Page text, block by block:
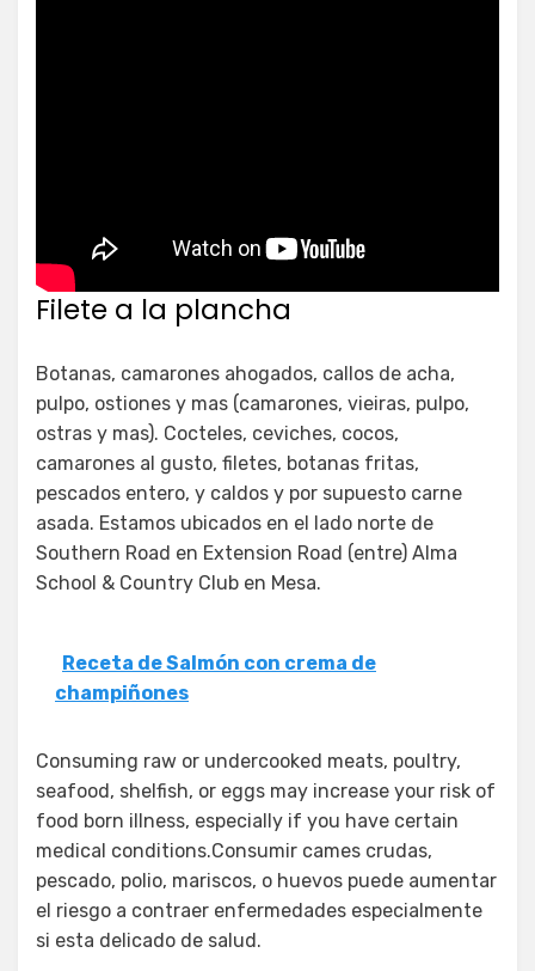
Filete a la plancha
Botanas, camarones ahogados, callos de acha,
pulpo, ostiones y mas (camarones, vieiras, pulpo,
ostras y mas). Cocteles, ceviches, cocos,
camarones al gusto, filetes, botanas fritas,
pescados entero, y caldos y por supuesto carne
asada. Estamos ubicados en el lado norte de
Southern Road en Extension Road (entre) Alma
School & Country Club en Mesa.
Receta de Salmón con crema de
champiñones
Consuming raw or undercooked meats, poultry,
seafood, shelfish, or eggs may increase your risk of
food born illness, especially if you have certain
medical conditions.Consumir cames crudas,
pescado, polio, mariscos, o huevos puede aumentar
el riesgo a contraer enfermedades especialmente
si esta delicado de salud.